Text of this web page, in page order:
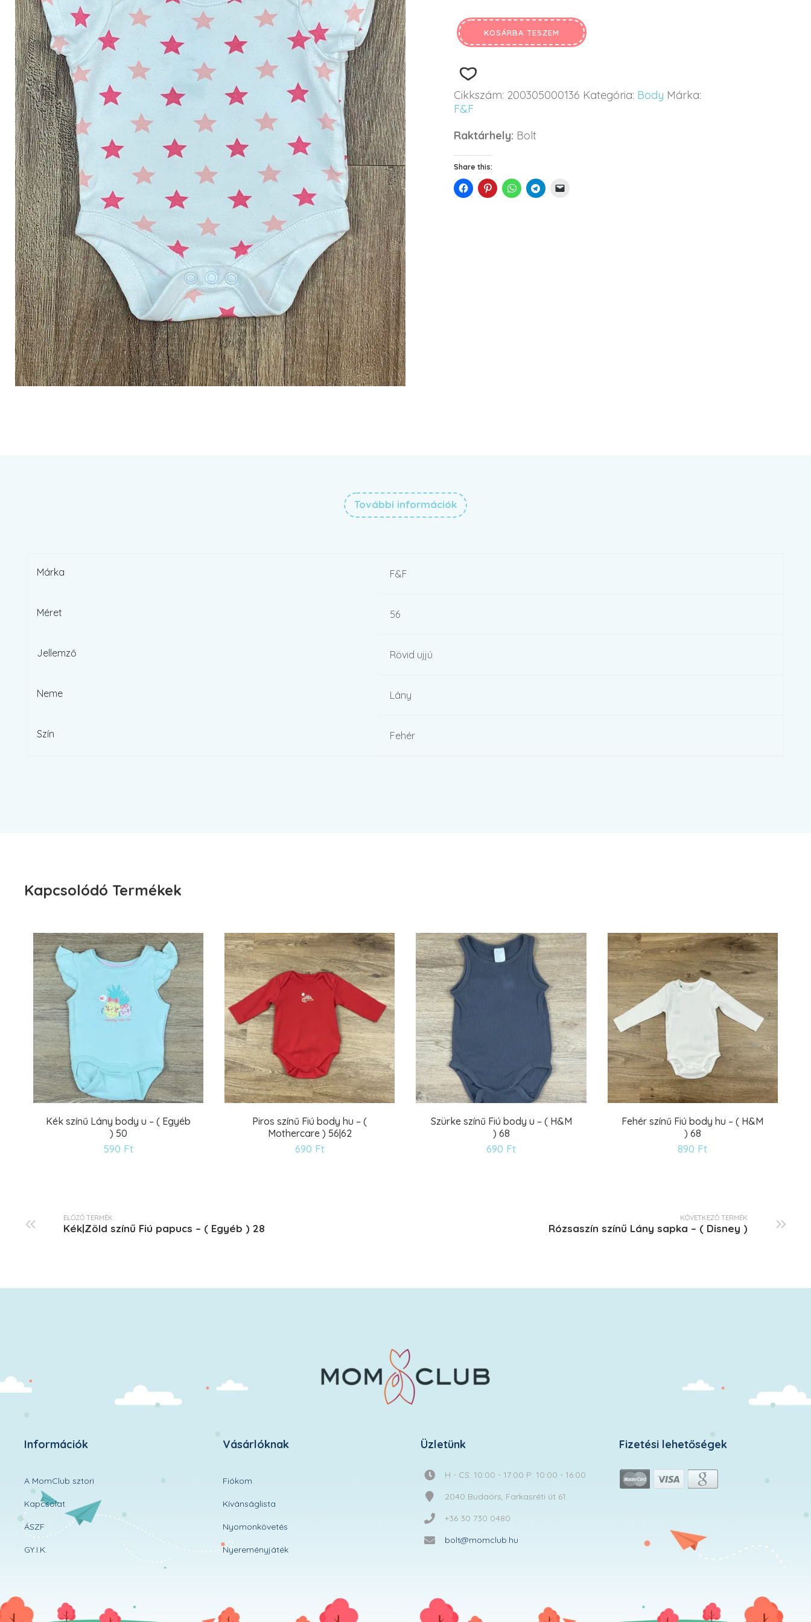
KOSÁRBA TESZEM
Cikkszám: 200305000136 Kategória: Body Márka:
F&F
Raktárhely: Bolt
Share this:
További információk
Márka F&F
Méret 56
Jellemző Rövid ujjú
Neme Lány
Szín Fehér
Kapcsolódó Termékek
Kék színű Lány body u – ( Egyéb
) 50
590 Ft
Piros színű Fiú body hu – (
Mothercare ) 56|62
690 Ft
Szürke színű Fiú body u – ( H&M
) 68
690 Ft
Fehér színű Fiú body hu – ( H&M
) 68
890 Ft
ELŐZŐ TERMÉK
Kék|Zöld színű Fiú papucs – ( Egyéb ) 28
KÖVETKEZŐ TERMÉK
Rózsaszín színű Lány sapka – ( Disney )
Információk
A MomClub sztori
Kapcsolat
ÁSZF
GY.I.K.
Vásárlóknak
Fiókom
Kívánságlista
Nyomonkövetés
Nyereményjáték
Üzletünk
H - CS: 10:00 - 17:00 P: 10:00 - 16:00
2040 Budaörs, Farkasréti út 61.
+36 30 730 0480
bolt@momclub.hu
Fizetési lehetőségek